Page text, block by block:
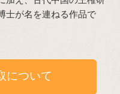
士が名を連ねる作品で
について